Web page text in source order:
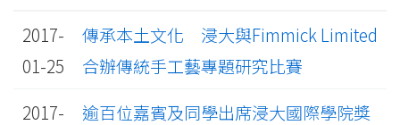
2017-
01-25
傳承本土文化 浸大與Fimmick Limited
合辦傳統手工藝專題研究比賽
2017-
逾百位嘉賓及同學出席浸大國際學院獎